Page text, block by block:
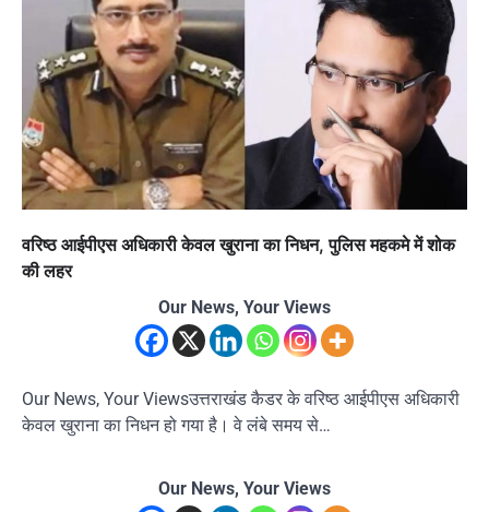
वरिष्ठ आईपीएस अधिकारी केवल खुराना का निधन, पुलिस महकमे में शोक
की लहर
Our News, Your Views
Our News, Your Viewsउत्तराखंड कैडर के वरिष्ठ आईपीएस अधिकारी
केवल खुराना का निधन हो गया है। वे लंबे समय से…
Our News, Your Views